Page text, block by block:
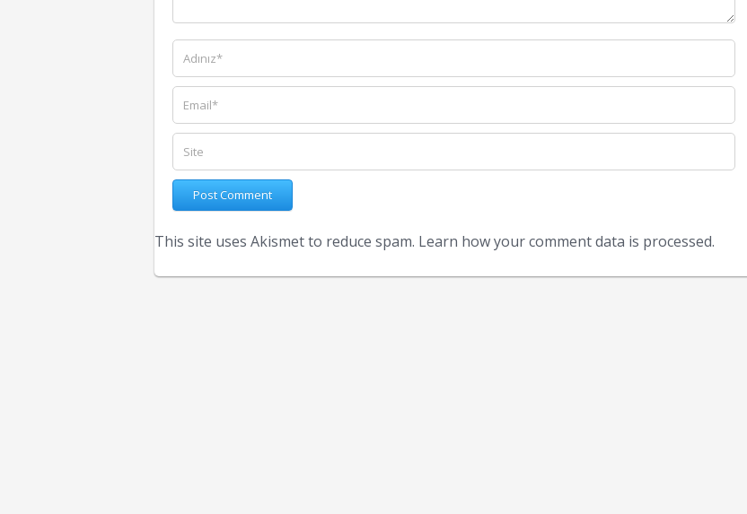
This site uses Akismet to reduce spam. Learn how your comment data is processed.